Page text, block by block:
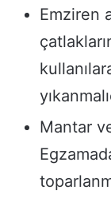
Emziren
Mantar